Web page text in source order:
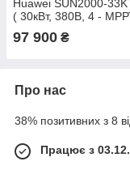
Huawei SUN2000-
( 30кВт, 380В, 4 -
97 900 ₴
Про нас
38% позитивних з 8
Працює з